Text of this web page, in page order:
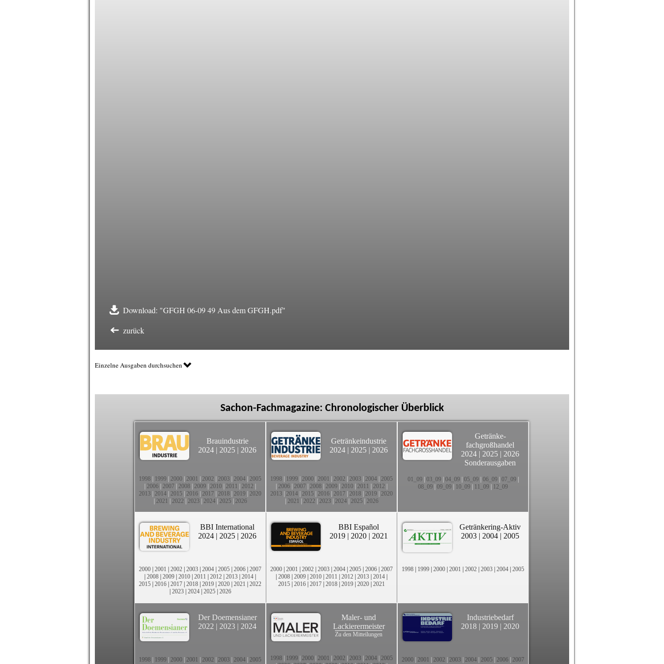
Download: "GFGH 06-09 49 Aus dem GFGH.pdf"
zurück
Einzelne Ausgaben durchsuchen
Sachon-Fachmagazine: Chronologischer Überblick
Brauindustrie
2024 | 2025 | 2026
1998 1999 2000 2001 2002 2003 2004 2005
2006 2007 2008 2009 2010 2011 2012
2013 2014 2015 2016 2017 2018 2019 2020
2021 2022 2023| 2024| 2025| 2026
Getränkeindustrie
2024 | 2025 | 2026
1998 1999 2000 2001 2002 2003 2004 2005
2006 2007 2008 2009 2010 2011 2012
2013 2014 2015 2016 2017 2018 2019 2020
2021 2022 2023| 2024| 2025| 2026
Getränke-
fachgroßhandel
2024 | 2025 | 2026
Sonderausgaben
01_09| 03_09| 04_09| 05_09| 06_09| 07_09|
08_09 09_09 10_09 11_09 12_09
BBI International
2024 | 2025 | 2026
2000 | 2001 | 2002 | 2003 | 2004 | 2005 | 2006 | 2007
| 2008 | 2009 | 2010 | 2011 | 2012 | 2013 | 2014 |
2015 | 2016 | 2017 | 2018 | 2019 | 2020 | 2021 | 2022
| 2023| 2024| 2025| 2026
BBI Español
2019 | 2020 | 2021
2000 | 2001 | 2002 | 2003 | 2004 | 2005 | 2006 | 2007
| 2008 | 2009 | 2010 | 2011 | 2012 | 2013 | 2014 |
2015 | 2016 | 2017 | 2018 | 2019 | 2020 | 2021
Getränkering-Aktiv
2003 | 2004 | 2005
1998 | 1999 | 2000 | 2001 | 2002 | 2003 | 2004 | 2005
Der Doemensianer
2022 | 2023 | 2024
1998 1999 2000 2001 2002 2003 2004 2005
Maler- und
Lackierermeister
Zu den Mitteilungen
1998 1999 2000 2001 2002 2003 2004 2005
Industriebedarf
2018 | 2019 | 2020
2000 2001 2002 2003 2004 2005 2006 2007